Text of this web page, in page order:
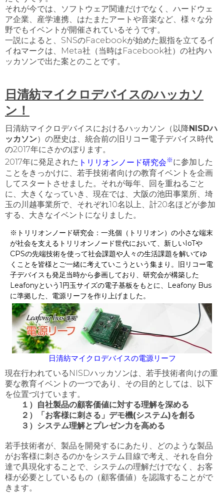
それが今では、ソフトウェア関連だけでなく、ハードウェ
ア企業、産学連携、はたまたアートや音楽など、様々な分
野でもイベントが開催されているそうです。
一説によると、SNSのFacebookが始めた親指を立てるイ
イねマークは、Meta社（当時はFacebook社）の社内ハ
ッカソンで出た案とのことです。
日清紡マイクロデバイスのハッカソ
ン！
日清紡マイクロデバイスにおけるハッカソン （以降 NISDハ
ッカソン）の歴史は、統合前の旧リコー電子デバイス時代
の2017年にさかのぼります。
2017年に発足された トリリオンノード研究会※に参加した
ことをきっかけに、若手技術者向けの教育イベントを企画
してスタートさせました。それが毎年、回を重ねるごと
に、大きくなっていき、現在では、大阪の池田事業所、埼
玉の川越事業所で、それぞれ10名以上、計20名ほどが参加
する、大きなイベントになりました。
※トリリオンノード研究会：一兆個（トリリオン）の小さな端末
が社会を支えるトリリオンノード世代において、新しいIoTや
CPSの先端技術を使って社会課題や人々の生活課題を解いてゆ
くことを皆様とご一緒に考えていこうという集まり。 旧リコー電
子デバイスも発足当時から参画しており、研究会が構築した
Leafonyという1円玉サイズの電子基板をもとに、Leafony Bus
に準拠した、電源リーフを作り上げました。
日清紡マイクロデバイスの電源リーフ
現在行われているNISDハッカソンは、若手技術者向けの重
要な教育イベントの一つであり、その目的としては、以下
を位置づけています。
１）自社製品の顧客価値に対する理解を深める
２）「お客様に刺さる」デモ機(システム)を創る
３）システム理解とプレゼン力を高める
若手技術者が、製品を開発するにあたり、どのような製品
がお客様に刺さるのかをシステム目線で考え、それを自分
達で具現化することで、システムの理解だけでなく、お客
様が必要としているもの（顧客価値）を認識することがで
きます。